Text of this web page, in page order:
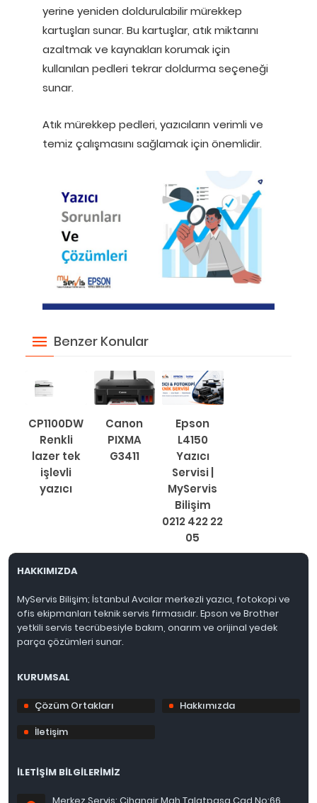
yerine yeniden doldurulabilir mürekkep
kartuşları sunar. Bu kartuşlar, atık miktarını
azaltmak ve kaynakları korumak için
kullanılan pedleri tekrar doldurma seçeneği
sunar.
Atık mürekkep pedleri, yazıcıların verimli ve
temiz çalışmasını sağlamak için önemlidir.
Benzer Konular
CP1100DW
Renkli
lazer tek
işlevli
yazıcı
Canon
PIXMA
G3411
Epson
L4150
Yazıcı
Servisi |
MyServis
Bilişim
0212 422 22
05
HAKKIMIZDA
MyServis Bilişim; İstanbul Avcılar merkezli yazıcı, fotokopi ve
ofis ekipmanları teknik servis firmasıdır. Epson ve Brother
yetkili servis tecrübesiyle bakım, onarım ve orijinal yedek
parça çözümleri sunar.
KURUMSAL
Çözüm Ortakları
Hakkımızda
İletişim
İLETİŞİM BİLGİLERİMİZ